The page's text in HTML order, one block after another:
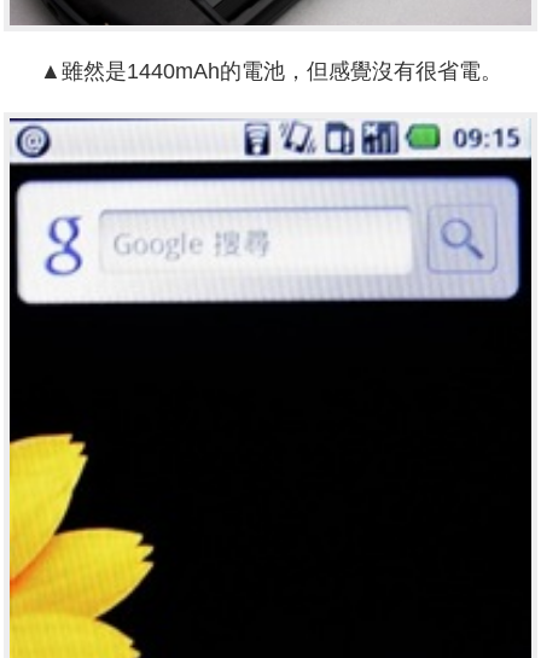
▲雖然是1440mAh的電池，但感覺沒有很省電。